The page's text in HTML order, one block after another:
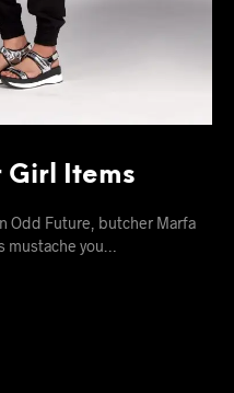
Girl Items
Odd Future, butcher Marfa
you…